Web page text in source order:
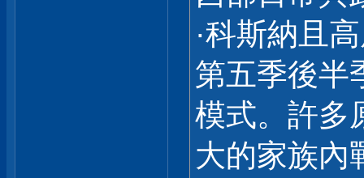
·科斯納且
第五季後半
模式。許多
大的家族內